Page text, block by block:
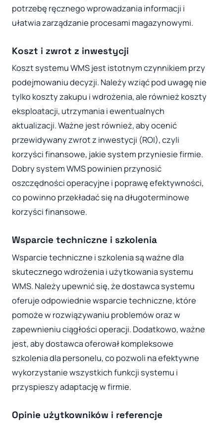
potrzebę ręcznego wprowadzania informacji i
ułatwia zarządzanie procesami magazynowymi.
Koszt i zwrot z inwestycji
Koszt systemu WMS jest istotnym czynnikiem przy
podejmowaniu decyzji. Należy wziąć pod uwagę nie
tylko koszty zakupu i wdrożenia, ale również koszty
eksploatacji, utrzymania i ewentualnych
aktualizacji. Ważne jest również, aby ocenić
przewidywany zwrot z inwestycji (ROI), czyli
korzyści finansowe, jakie system przyniesie firmie.
Dobry system WMS powinien przynosić
oszczędności operacyjne i poprawę efektywności,
co powinno przekładać się na długoterminowe
korzyści finansowe.
Wsparcie techniczne i szkolenia
Wsparcie techniczne i szkolenia są ważne dla
skutecznego wdrożenia i użytkowania systemu
WMS. Należy upewnić się, że dostawca systemu
oferuje odpowiednie wsparcie techniczne, które
pomoże w rozwiązywaniu problemów oraz w
zapewnieniu ciągłości operacji. Dodatkowo, ważne
jest, aby dostawca oferował kompleksowe
szkolenia dla personelu, co pozwoli na efektywne
wykorzystanie wszystkich funkcji systemu i
przyspieszy adaptację w firmie.
Opinie użytkowników i referencje